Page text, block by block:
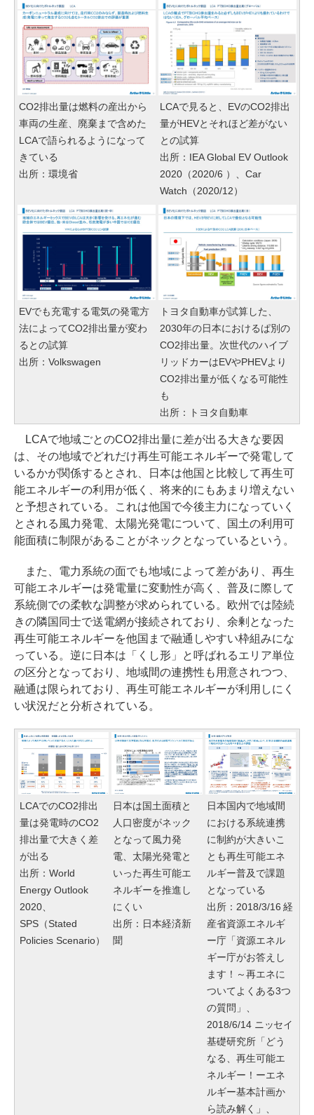
CO2排出量は燃料の産出から
車両の生産、廃棄まで含めた
LCAで語られるようになって
きている
出所：環境省
LCAで見ると、EVのCO2排出
量がHEVとそれほど差がない
との試算
出所：IEA Global EV Outlook
2020（2020/6 ）、Car
Watch（2020/12）
EVでも充電する電気の発電方
法によってCO2排出量が変わ
るとの試算
出所：Volkswagen
トヨタ自動車が試算した、
2030年の日本におけるぱ別の
CO2排出量。次世代のハイブ
リッドカーはEVやPHEVより
CO2排出量が低くなる可能性
も
出所：トヨタ自動車
LCAで地域ごとのCO2排出量に差が出る大きな要因
は、その地域でどれだけ再生可能エネルギーで発電して
いるかが関係するとされ、日本は他国と比較して再生可
能エネルギーの利用が低く、将来的にもあまり増えない
と予想されている。これは他国で今後主力になっていく
とされる風力発電、太陽光発電について、国土の利用可
能面積に制限があることがネックとなっているという。
また、電力系統の面でも地域によって差があり、再生
可能エネルギーは発電量に変動性が高く、普及に際して
系統側での柔軟な調整が求められている。欧州では陸続
きの隣国同士で送電網が接続されており、余剰となった
再生可能エネルギーを他国まで融通しやすい枠組みにな
っている。逆に日本は「くし形」と呼ばれるエリア単位
の区分となっており、地域間の連携性も用意されつつ、
融通は限られており、再生可能エネルギーが利用しにく
い状況だと分析されている。
LCAでのCO2排出
量は発電時のCO2
排出量で大きく差
が出る
出所：World
Energy Outlook
2020、
SPS（Stated
Policies Scenario）
日本は国土面積と
人口密度がネック
となって風力発
電、太陽光発電と
いった再生可能エ
ネルギーを推進し
にくい
出所：日本経済新
聞
日本国内で地域間
における系統連携
に制約が大きいこ
とも再生可能エネ
ルギー普及で課題
となっている
出所：2018/3/16 経
産省資源エネルギ
ー庁「資源エネル
ギー庁がお答えし
ます！～再エネに
ついてよくある3つ
の質問」、
2018/6/14 ニッセイ
基礎研究所「どう
なる、再生可能エ
ネルギー！ーエネ
ルギー基本計画か
ら読み解く」、